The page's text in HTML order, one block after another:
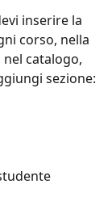
inserire la
corso, nella
catalogo,
sezione: